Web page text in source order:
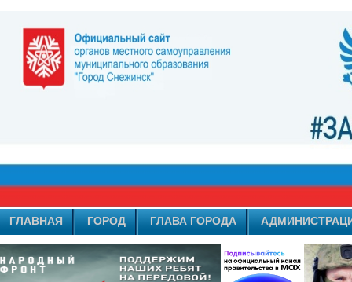
ГЛАВНАЯ ГОРОД ГЛАВА ГОРОДА